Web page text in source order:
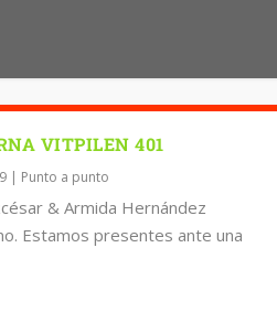
VITPILEN 401
| Punto a punto
& Armida Hernández
Estamos presentes ante una